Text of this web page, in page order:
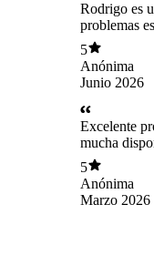
Rodrigo es
problemas
completa. Sus sesiones son atendidas con gran
paciente
5
Anónima
Junio 2026
Excelente
mucha
5
Anónima
Marzo 2026